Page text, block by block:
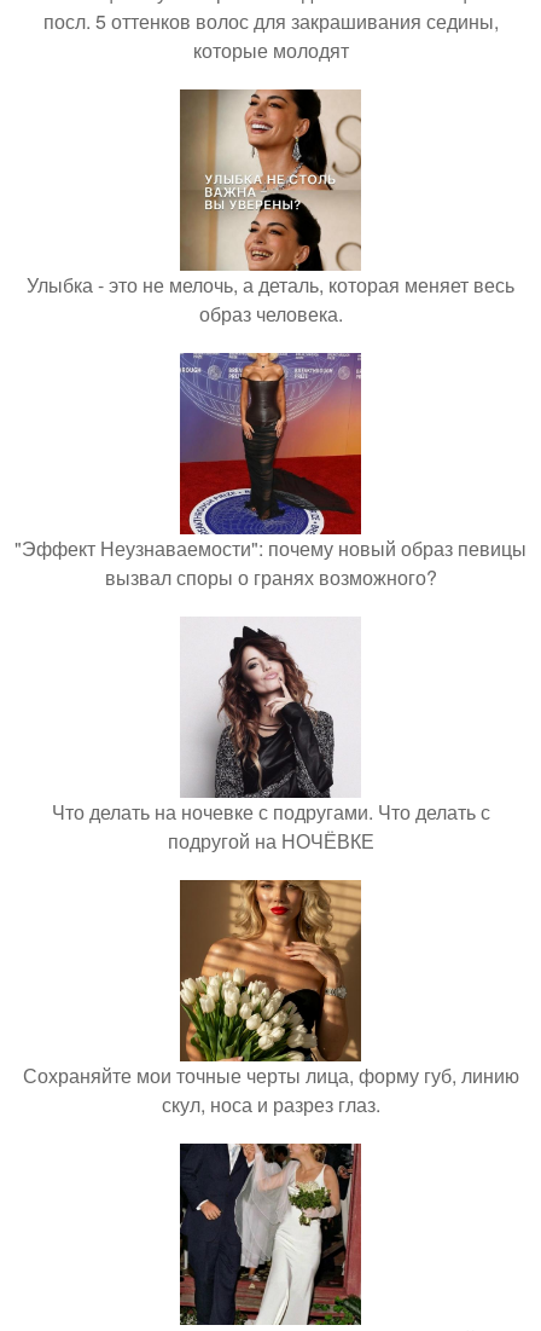
посл. 5 оттенков волос для закрашивания седины,
которые молодят
Улыбка - это не мелочь, а деталь, которая меняет весь
образ человека.
"Эффект Неузнаваемости": почему новый образ певицы
вызвал споры о гранях возможного?
Что делать на ночевке с подругами. Что делать с
подругой на НОЧЁВКЕ
Сохраняйте мои точные черты лица, форму губ, линию
скул, носа и разрез глаз.